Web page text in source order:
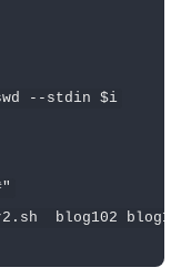
-- stdin $i
. sh  blog102